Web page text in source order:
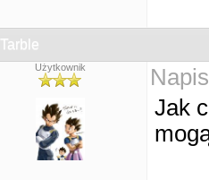
Tarble
Użytkownik
Jak